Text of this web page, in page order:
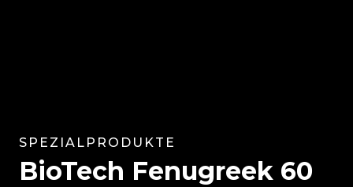
SPEZIALPRODUKTE
BioTech Fenugreek 60